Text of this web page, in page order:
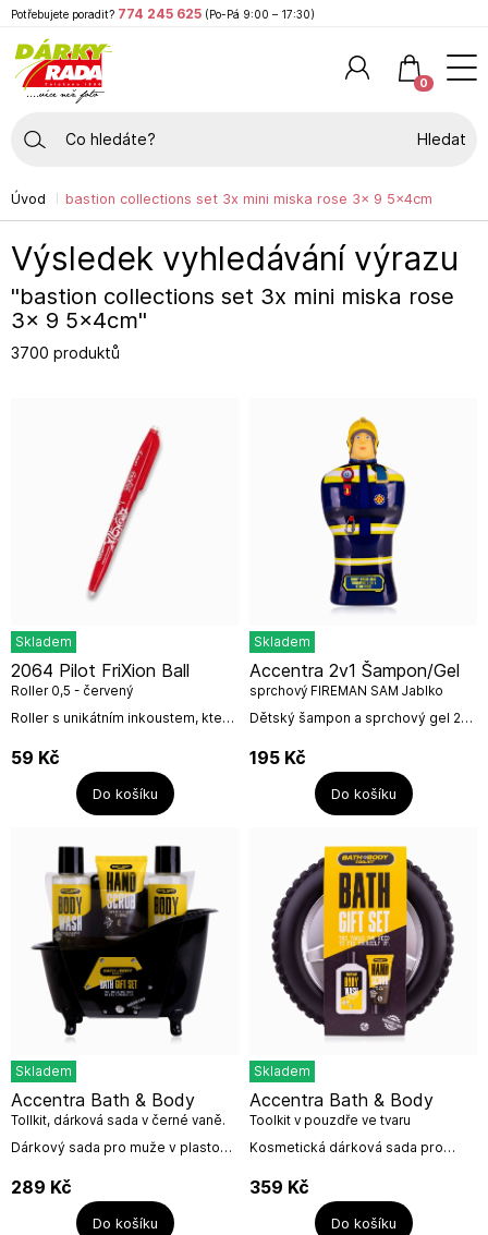
Úvod bastion collections set 3x mini miska rose 3x 9 5x4cm
Výsledek vyhledávání výrazu
"bastion collections set 3x mini miska rose
3x 9 5x4cm"
3700 produktů
Skladem
Roller s unikátním inkoustem, který
zakončením víčka rolleru a
opakovaně na tomtéž místě...
2064 Pilot FriXion Ball
Roller 0,5 - červený
59 Kč
Do košíku
Skladem
Dětský šampon a sprchový gel 2v1
pomáhá udržovat přirozenou
hydrataci a zanechává pokožku
hebkou a vláčnou....
Accentra 2v1 Šampon/Gel
sprchový FIREMAN SAM Jablko
400ml
195 Kč
Do košíku
Skladem
Dárkový sada pro muže v plastové
sprchovým gelem, peelingem na
ruce.Obsah:2x sprchový gel...
Accentra Bath & Body
Tollkit, dárková sada v černé vaně.
5dílná
289 Kč
Do košíku
Skladem
Kosmetická dárková sada pro
gelem.Dárková sada s nevšedním
designem a vůní santalového
dřeva potěší...
Accentra Bath & Body
Toolkit v pouzdře ve tvaru
pneumatiky, 16x5cm
359 Kč
Do košíku
Potřebujete poradit? 774 245 625 (Po-Pá 9:00 – 17:30)
0
Hledat